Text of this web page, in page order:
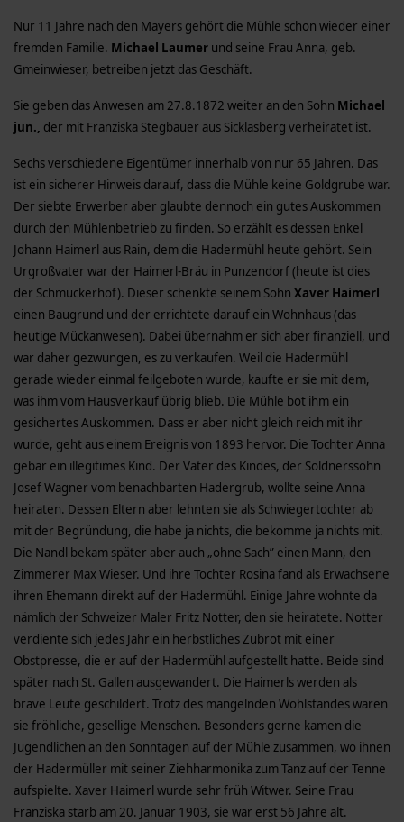
Nur 11 Jahre nach den Mayers gehört die Mühle schon wieder einer
fremden Familie. Michael Laumer und seine Frau Anna, geb.
Gmeinwieser, betreiben jetzt das Geschäft.
Sie geben das Anwesen am 27.8.1872 weiter an den Sohn Michael
jun., der mit Franziska Stegbauer aus Sicklasberg verheiratet ist.
Sechs verschiedene Eigentümer innerhalb von nur 65 Jahren. Das
ist ein sicherer Hinweis darauf, dass die Mühle keine Goldgrube war.
Der siebte Erwerber aber glaubte dennoch ein gutes Auskommen
durch den Mühlenbetrieb zu finden. So erzählt es dessen Enkel
Johann Haimerl aus Rain, dem die Hadermühl heute gehört. Sein
Urgroßvater war der Haimerl-Bräu in Punzendorf (heute ist dies
der Schmuckerhof). Dieser schenkte seinem Sohn Xaver Haimerl
einen Baugrund und der errichtete darauf ein Wohnhaus (das
heutige Mückanwesen). Dabei übernahm er sich aber finanziell, und
war daher gezwungen, es zu verkaufen. Weil die Hadermühl
gerade wieder einmal feilgeboten wurde, kaufte er sie mit dem,
was ihm vom Hausverkauf übrig blieb. Die Mühle bot ihm ein
gesichertes Auskommen. Dass er aber nicht gleich reich mit ihr
wurde, geht aus einem Ereignis von 1893 hervor. Die Tochter Anna
gebar ein illegitimes Kind. Der Vater des Kindes, der Söldnerssohn
Josef Wagner vom benachbarten Hadergrub, wollte seine Anna
heiraten. Dessen Eltern aber lehnten sie als Schwiegertochter ab
mit der Begründung, die habe ja nichts, die bekomme ja nichts mit.
Die Nandl bekam später aber auch „ohne Sach” einen Mann, den
Zimmerer Max Wieser. Und ihre Tochter Rosina fand als Erwachsene
ihren Ehemann direkt auf der Hadermühl. Einige Jahre wohnte da
nämlich der Schweizer Maler Fritz Notter, den sie heiratete. Notter
verdiente sich jedes Jahr ein herbstliches Zubrot mit einer
Obstpresse, die er auf der Hadermühl aufgestellt hatte. Beide sind
später nach St. Gallen ausgewandert. Die Haimerls werden als
brave Leute geschildert. Trotz des mangelnden Wohlstandes waren
sie fröhliche, gesellige Menschen. Besonders gerne kamen die
Jugendlichen an den Sonntagen auf der Mühle zusammen, wo ihnen
der Hadermüller mit seiner Ziehharmonika zum Tanz auf der Tenne
aufspielte. Xaver Haimerl wurde sehr früh Witwer. Seine Frau
Franziska starb am 20. Januar 1903, sie war erst 56 Jahre alt.